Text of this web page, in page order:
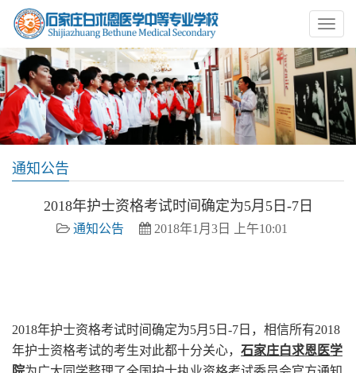
通知公告
2018年护士资格考试时间确定为5月5日-7日
通知公告 2018年1月3日 上午10:01
2018年护士资格考试时间确定为5月5日-7日，相信所有2018
年护士资格考试的考生对此都十分关心， 石家庄白求恩医学